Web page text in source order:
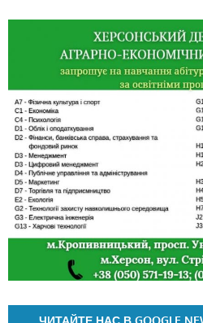
ЧИТАЙТЕ НАС В GOOGLE